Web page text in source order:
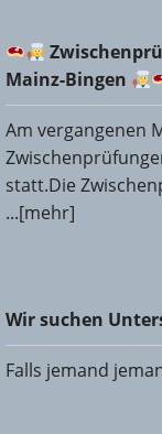
Bingen
Mainz-Bingen
Am vergangenen
statt.Die
...[mehr]
Wir suchen
Wir suchen
Falls jemand